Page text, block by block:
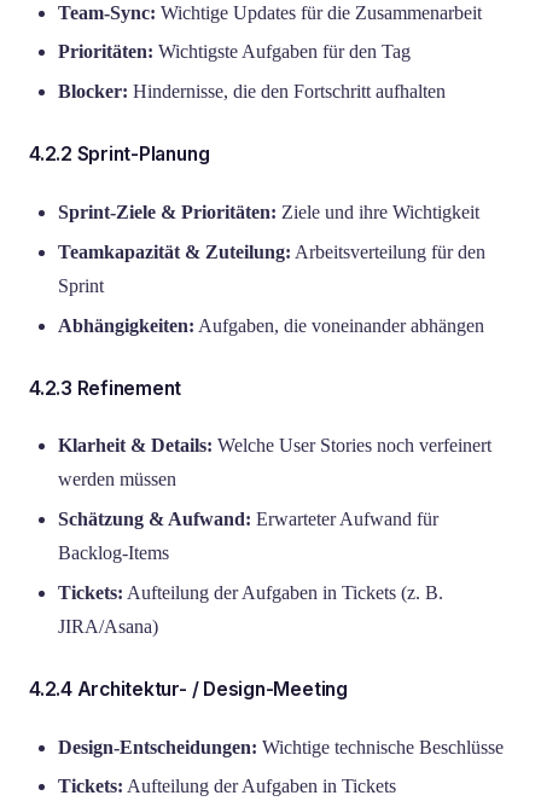
Team-Sync: Wichtige Updates für die Zusammenarbeit
Prioritäten: Wichtigste Aufgaben für den Tag
Blocker: Hindernisse, die den Fortschritt aufhalten
4.2.2 Sprint-Planung
Sprint-Ziele & Prioritäten: Ziele und ihre Wichtigkeit
Teamkapazität & Zuteilung: Arbeitsverteilung für den
Sprint
Abhängigkeiten: Aufgaben, die voneinander abhängen
4.2.3 Refinement
Klarheit & Details: Welche User Stories noch verfeinert
werden müssen
Schätzung & Aufwand: Erwarteter Aufwand für
Backlog-Items
Tickets: Aufteilung der Aufgaben in Tickets (z. B.
JIRA/Asana)
4.2.4 Architektur- / Design-Meeting
Design-Entscheidungen: Wichtige technische Beschlüsse
Tickets: Aufteilung der Aufgaben in Tickets